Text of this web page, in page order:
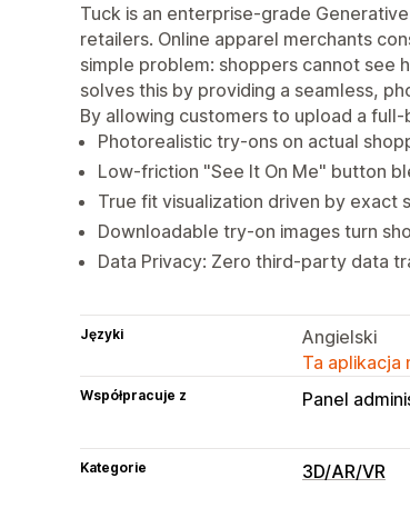
Tuck is an enterprise-grade
retailers. Online apparel merchants
simple problem: shoppers cannot see
solves this by providing a seamless,
By allowing customers to upload a
Photorealistic try-ons on actual
Low-friction "See It On Me" button
True fit visualization driven by exact
Downloadable try-on images turn
Data Privacy: Zero third-party data
Języki
Angielski
Ta aplikacja
Współpracuje z Panel
Kategorie 3D/AR/VR